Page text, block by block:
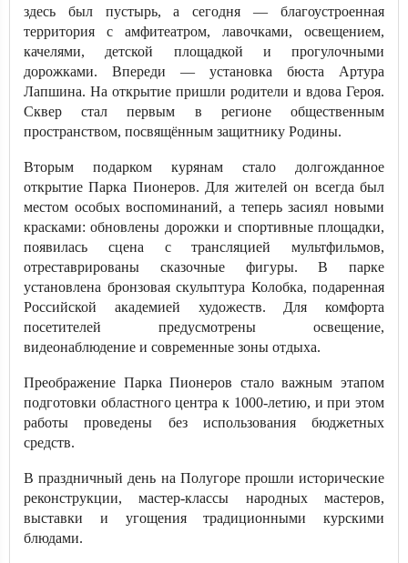
здесь был пустырь, а сегодня — благоустроенная
территория с амфитеатром, лавочками, освещением,
качелями, детской площадкой и прогулочными
дорожками. Впереди — установка бюста Артура
Лапшина. На открытие пришли родители и вдова Героя.
Сквер стал первым в регионе общественным
пространством, посвящённым защитнику Родины.
Вторым подарком курянам стало долгожданное
открытие Парка Пионеров. Для жителей он всегда был
местом особых воспоминаний, а теперь засиял новыми
красками: обновлены дорожки и спортивные площадки,
появилась сцена с трансляцией мультфильмов,
отреставрированы сказочные фигуры. В парке
установлена бронзовая скульптура Колобка, подаренная
Российской академией художеств. Для комфорта
посетителей предусмотрены освещение,
видеонаблюдение и современные зоны отдыха.
Преображение Парка Пионеров стало важным этапом
подготовки областного центра к 1000-летию, и при этом
работы проведены без использования бюджетных
средств.
В праздничный день на Полугоре прошли исторические
реконструкции, мастер-классы народных мастеров,
выставки и угощения традиционными курскими
блюдами.